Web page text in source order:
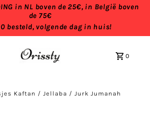
in NL boven de 25€, in België boven
de 75€
besteld, volgende dag in huis!
0
Kaftan / Jellaba /Jurk Jumanah